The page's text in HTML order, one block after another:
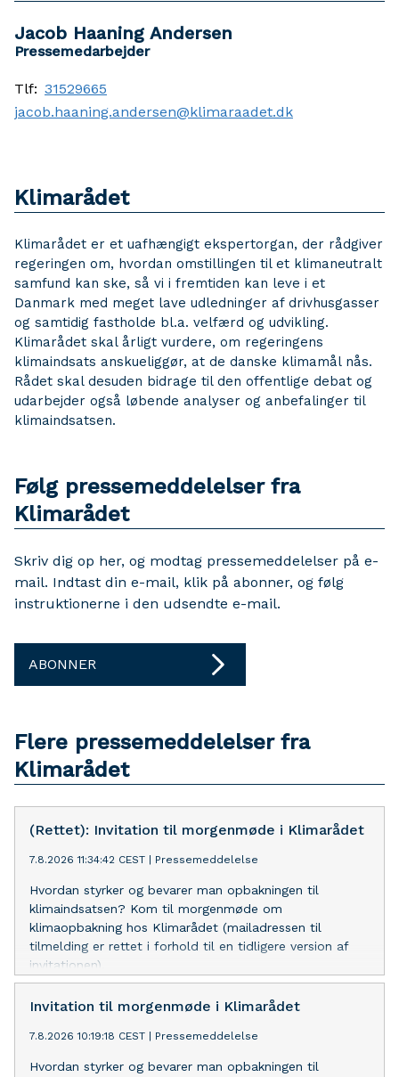
Jacob Haaning Andersen
Pressemedarbejder
Tlf: 31529665
jacob.haaning.andersen@klimaraadet.dk
Klimarådet
Klimarådet er et uafhængigt ekspertorgan, der rådgiver
regeringen om, hvordan omstillingen til et klimaneutralt
samfund kan ske, så vi i fremtiden kan leve i et
Danmark med meget lave udledninger af drivhusgasser
og samtidig fastholde bl.a. velfærd og udvikling.
Klimarådet skal årligt vurdere, om regeringens
klimaindsats anskueliggør, at de danske klimamål nås.
Rådet skal desuden bidrage til den offentlige debat og
udarbejder også løbende analyser og anbefalinger til
klimaindsatsen.
Følg pressemeddelelser fra
Klimarådet
Skriv dig op her, og modtag pressemeddelelser på e-
mail. Indtast din e-mail, klik på abonner, og følg
instruktionerne i den udsendte e-mail.
ABONNER
Flere pressemeddelelser fra
Klimarådet
(Rettet): Invitation til morgenmøde i Klimarådet
7.8.2026 11:34:42 CEST Pressemeddelelse
Hvordan styrker og bevarer man opbakningen til
klimaindsatsen? Kom til morgenmøde om
klimaopbakning hos Klimarådet (mailadressen til
tilmelding er rettet i forhold til en tidligere version af
invitationen).
Invitation til morgenmøde i Klimarådet
7.8.2026 10:19:18 CEST Pressemeddelelse
Hvordan styrker og bevarer man opbakningen til